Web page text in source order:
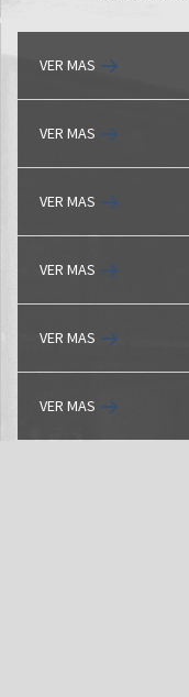
VER MAS
VER MAS
VER MAS
VER MAS
VER MAS
VER MAS